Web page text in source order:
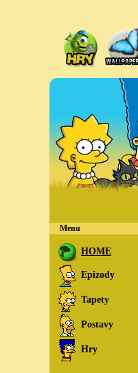
Menu
HOME
Epizody
Tapety
Postavy
Hry